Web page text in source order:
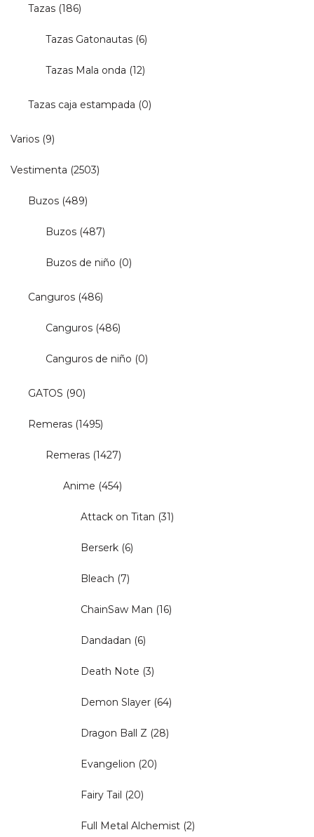
Tazas (186)
Tazas Gatonautas (6)
Tazas Mala onda (12)
Tazas caja estampada (0)
Varios (9)
Vestimenta (2503)
Buzos (489)
Buzos (487)
Buzos de niño (0)
Canguros (486)
Canguros (486)
Canguros de niño (0)
GATOS (90)
Remeras (1495)
Remeras (1427)
Anime (454)
Attack on Titan (31)
Berserk (6)
Bleach (7)
ChainSaw Man (16)
Dandadan (6)
Death Note (3)
Demon Slayer (64)
Dragon Ball Z (28)
Evangelion (20)
Fairy Tail (20)
Full Metal Alchemist (2)